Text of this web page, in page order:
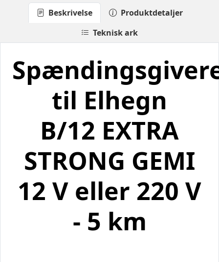
Beskrivelse
Produktdetaljer
Teknisk ark
til Elhegn
B/12 EXTRA
STRONG GEMI
12 V eller 220 V
- 5 km